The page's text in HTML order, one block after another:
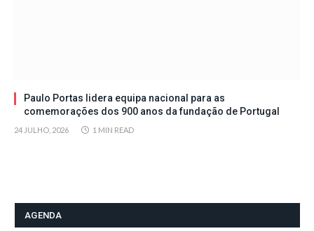
Paulo Portas lidera equipa nacional para as
comemorações dos 900 anos da fundação de Portugal
24 JULHO, 2026 1 MIN READ
AGENDA